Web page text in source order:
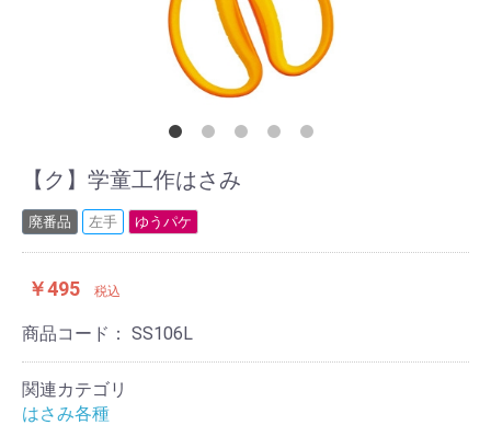
【ク】学童工作はさみ
廃番品 左手 ゆうパケ
￥495 税込
商品コード： SS106L
関連カテゴリ
はさみ各種